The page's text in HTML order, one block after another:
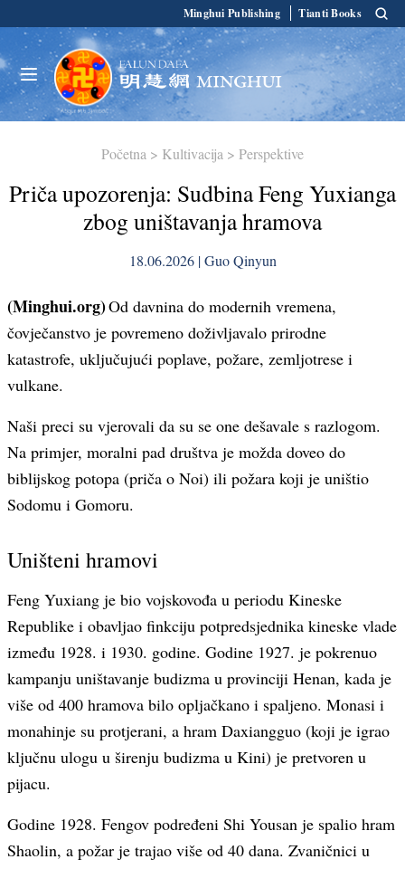
Minghui Publishing Tianti Books
Početna > Kultivacija > Perspektive
Priča upozorenja: Sudbina Feng Yuxianga
zbog uništavanja hramova
18.06.2026 | Guo Qinyun
(Minghui.org)Od davnina do modernih vremena,
čovječanstvo je povremeno doživljavalo prirodne
katastrofe, uključujući poplave, požare, zemljotrese i
vulkane.
Naši preci su vjerovali da su se one dešavale s razlogom.
Na primjer, moralni pad društva je možda doveo do
biblijskog potopa (priča o Noi) ili požara koji je uništio
Sodomu i Gomoru.
Uništeni hramovi
Feng Yuxiang je bio vojskovođa u periodu Kineske
Republike i obavljao finkciju potpredsjednika kineske vlade
između 1928. i 1930. godine. Godine 1927. je pokrenuo
kampanju uništavanje budizma u provinciji Henan, kada je
više od 400 hramova bilo opljačkano i spaljeno. Monasi i
monahinje su protjerani, a hram Daxiangguo (koji je igrao
ključnu ulogu u širenju budizma u Kini) je pretvoren u
pijacu.
Godine 1928. Fengov podređeni Shi Yousan je spalio hram
Shaolin, a požar je trajao više od 40 dana. Zvaničnici u